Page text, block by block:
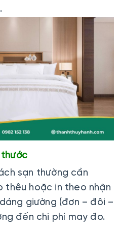
thước
sạn thường cần
thêu hoặc in theo nhận
giường (đơn – đôi –
đến chi phí may đo.